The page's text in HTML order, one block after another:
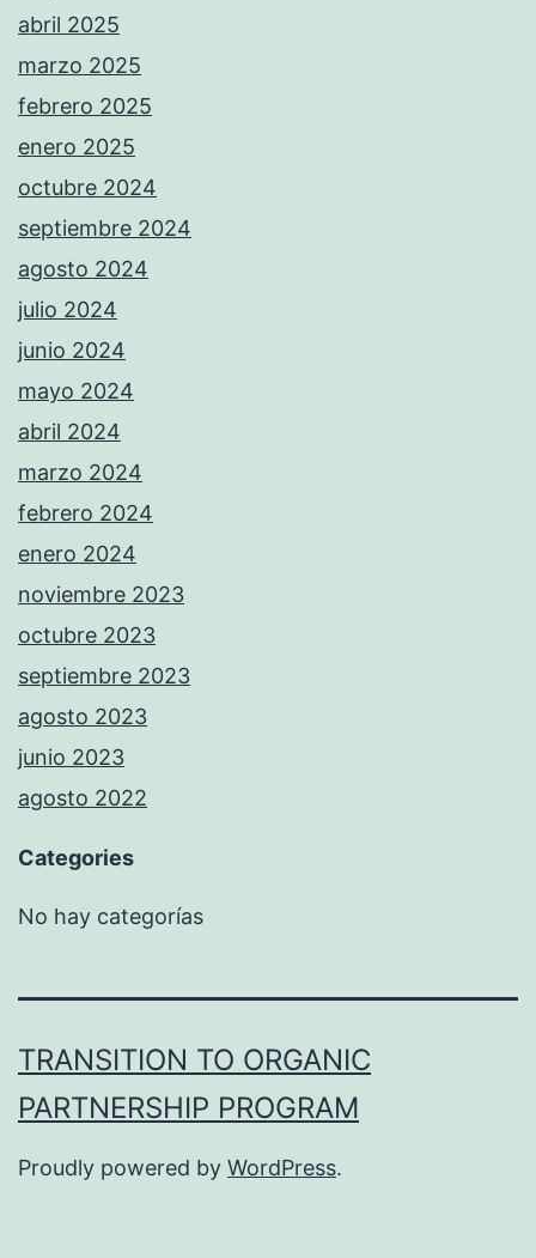
abril 2025
marzo 2025
febrero 2025
enero 2025
octubre 2024
septiembre 2024
agosto 2024
julio 2024
junio 2024
mayo 2024
abril 2024
marzo 2024
febrero 2024
enero 2024
noviembre 2023
octubre 2023
septiembre 2023
agosto 2023
junio 2023
agosto 2022
Categories
No hay categorías
TRANSITION TO ORGANIC
PARTNERSHIP PROGRAM
Proudly powered by WordPress.